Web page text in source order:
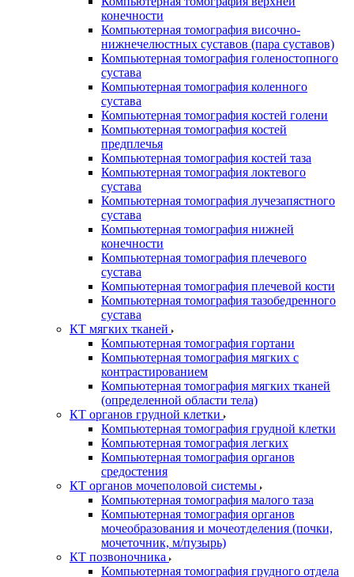
конечности
Компьютерная томография височно-
нижнечелюстных суставов (пара суставов)
Компьютерная томография голеностопного
сустава
Компьютерная томография коленного
сустава
Компьютерная томография костей голени
Компьютерная томография костей
предплечья
Компьютерная томография костей таза
Компьютерная томография локтевого
сустава
Компьютерная томография лучезапястного
сустава
Компьютерная томография нижней
конечности
Компьютерная томография плечевого
сустава
Компьютерная томография плечевой кости
Компьютерная томография тазобедренного
сустава
КТ мягких тканей
Компьютерная томография гортани
Компьютерная томография мягких с
контрастированием
Компьютерная томография мягких тканей
(определенной области тела)
КТ органов грудной клетки
Компьютерная томография грудной клетки
Компьютерная томография легких
Компьютерная томография органов
средостения
КТ органов мочеполовой системы
Компьютерная томография малого таза
Компьютерная томография органов
мочеобразования и мочеотделения (почки,
мочеточник, м/пузырь)
КТ позвоночника
Компьютерная томография грудного отдела